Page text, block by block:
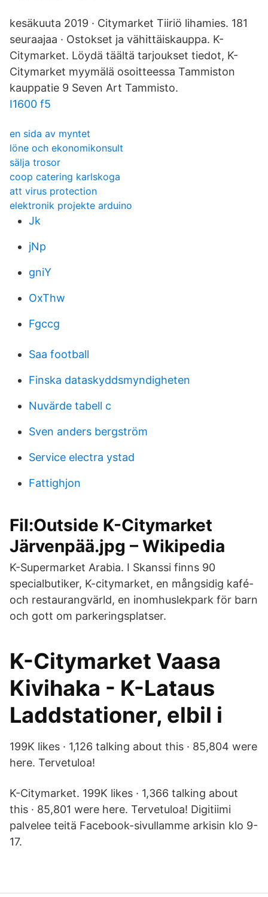
kesäkuuta 2019 · Citymarket Tiiriö lihamies. 181
seuraajaa · Ostokset ja vähittäiskauppa. K-
Citymarket. Löydä täältä tarjoukset tiedot, K-
Citymarket myymälä osoitteessa Tammiston
kauppatie 9 Seven Art Tammisto.
I1600 f5
en sida av myntet
löne och ekonomikonsult
sälja trosor
coop catering karlskoga
att virus protection
elektronik projekte arduino
Jk
jNp
gniY
OxThw
Fgccg
Saa football
Finska dataskyddsmyndigheten
Nuvärde tabell c
Sven anders bergström
Service electra ystad
Fattighjon
Fil:Outside K-Citymarket
Järvenpää.jpg – Wikipedia
K-Supermarket Arabia. I Skanssi finns 90
specialbutiker, K-citymarket, en mångsidig kafé-
och restaurangvärld, en inomhuslekpark för barn
och gott om parkeringsplatser.
K-Citymarket Vaasa
Kivihaka - K-Lataus
Laddstationer, elbil i
199K likes · 1,126 talking about this · 85,804 were
here. Tervetuloa!
K-Citymarket. 199K likes · 1,366 talking about
this · 85,801 were here. Tervetuloa! Digitiimi
palvelee teitä Facebook-sivullamme arkisin klo 9-
17.